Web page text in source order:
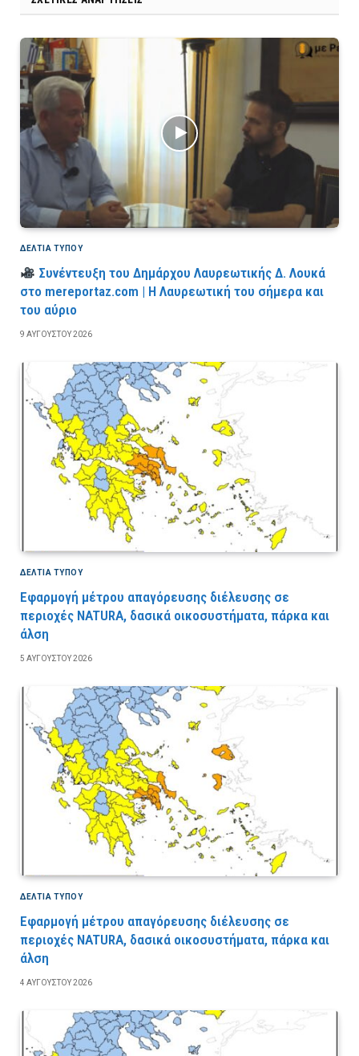
ΔΕΛΤΙΑ ΤΥΠΟΥ
Συνέντευξη του Δημάρχου Λαυρεωτικής Δ. Λουκά
στο mereportaz.com | Η Λαυρεωτική του σήμερα και
του αύριο
9 ΑΥΓΟΎΣΤΟΥ 2026
ΔΕΛΤΙΑ ΤΥΠΟΥ
Εφαρμογή μέτρου απαγόρευσης διέλευσης σε
περιοχές NATURA, δασικά οικοσυστήματα, πάρκα και
άλση
5 ΑΥΓΟΎΣΤΟΥ 2026
ΔΕΛΤΙΑ ΤΥΠΟΥ
Εφαρμογή μέτρου απαγόρευσης διέλευσης σε
περιοχές NATURA, δασικά οικοσυστήματα, πάρκα και
άλση
4 ΑΥΓΟΎΣΤΟΥ 2026